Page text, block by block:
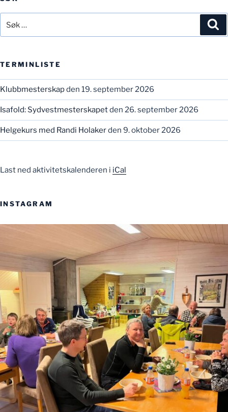
etter:
TERMINLISTE
Klubbmesterskapden 19. september 2026
Isafold: Sydvestmesterskapetden 26. september 2026
Helgekurs med Randi Holakerden 9. oktober 2026
Last ned aktivitetskalenderen i iCal
INSTAGRAM